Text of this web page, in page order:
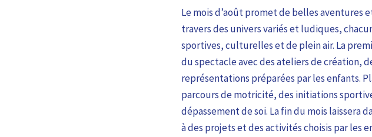
Le mois d’août promet de belles aventures
travers des univers variés et ludiques,
sportives, culturelles et de plein air. La
du spectacle avec des ateliers de création,
représentations préparées par les enfants.
parcours de motricité, des initiations
dépassement de soi. La fin du mois laissera
à des projets et des activités choisis par les